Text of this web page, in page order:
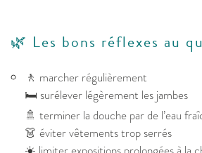
🌿 Les bons réflexes au
🚶 marcher régulièrement
🛏️ surélever légèrement les jambes
🚿 terminer la douche par de l’eau
👗 éviter vêtements trop serrés